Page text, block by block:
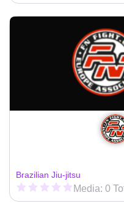
Brazilian Jiu-jitsu
Media: 0